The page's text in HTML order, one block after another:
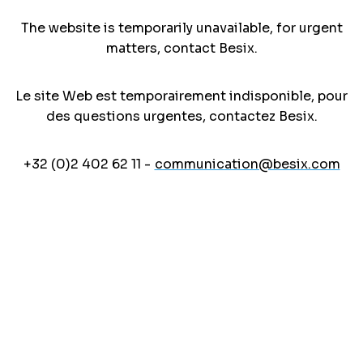
The website is temporarily unavailable, for urgent
matters, contact Besix.
Le site Web est temporairement indisponible, pour
des questions urgentes, contactez Besix.
+32 (0)2 402 62 11 - communication@besix.com